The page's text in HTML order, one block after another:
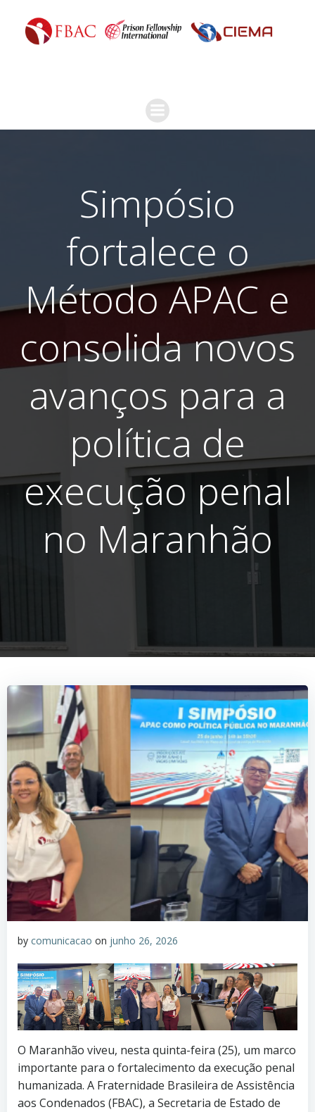
Simpósio
fortalece o
Método APAC e
consolida novos
avanços para a
política de
execução penal
no Maranhão
by comunicacao on junho 26, 2026
O Maranhão viveu, nesta quinta-feira (25), um marco
importante para o fortalecimento da execução penal
humanizada. A Fraternidade Brasileira de Assistência
aos Condenados (FBAC), a Secretaria de Estado de